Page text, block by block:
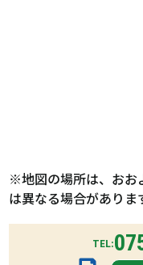
※地図の場所は、おお
は異なる場合がありま
TEL: